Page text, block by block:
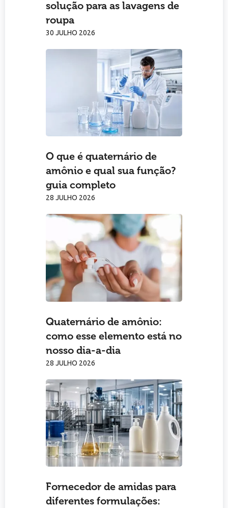
solução para as lavagens de
roupa
30 JULHO 2026
O que é quaternário de
amônio e qual sua função?
guia completo
28 JULHO 2026
Quaternário de amônio:
como esse elemento está no
nosso dia-a-dia
28 JULHO 2026
Fornecedor de amidas para
diferentes formulações: